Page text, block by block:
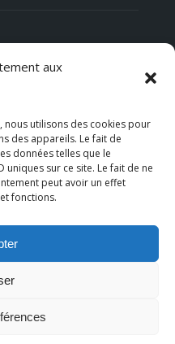
aux
nous utilisons des cookies pour
des appareils. Le fait de
données telles que le
sur ce site. Le fait de ne
peut avoir un effet
fonctions.